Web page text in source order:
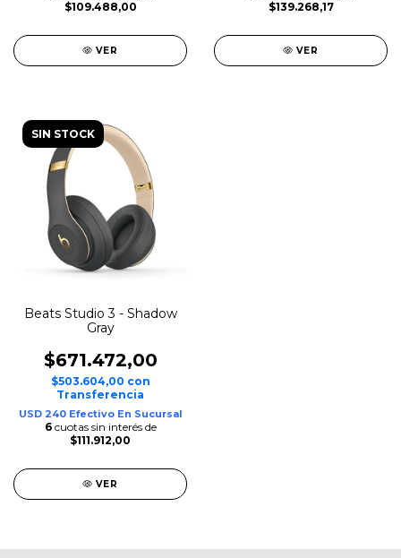
$109.488,00
VER
$139.268,17
VER
SIN STOCK
Beats Studio 3 - Shadow
Gray
$671.472,00
$503.604,00 con
Transferencia
USD 240 Efectivo En Sucursal
6 cuotas sin interés de
$111.912,00
VER